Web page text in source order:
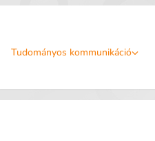
Tudományos kommunikáció